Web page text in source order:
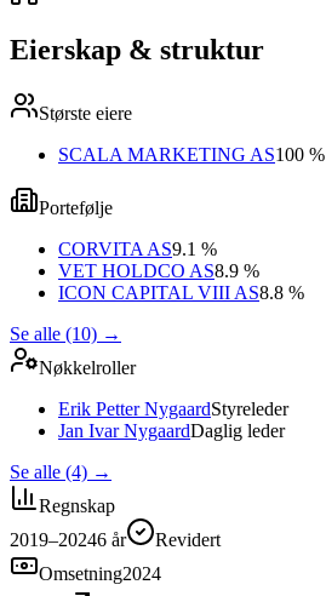
Eierskap & struktur
Største eiere
SCALA MARKETING AS100 %
Portefølje
CORVITA AS9.1 %
VET HOLDCO AS8.9 %
ICON CAPITAL VIII AS8.8 %
Se alle (10) →
Nøkkelroller
Erik Petter NygaardStyreleder
Jan Ivar NygaardDaglig leder
Se alle (4) →
Regnskap
2019–20246 år
Revidert
Omsetning2024